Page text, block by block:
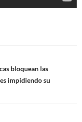
bloquean las
impidiendo su